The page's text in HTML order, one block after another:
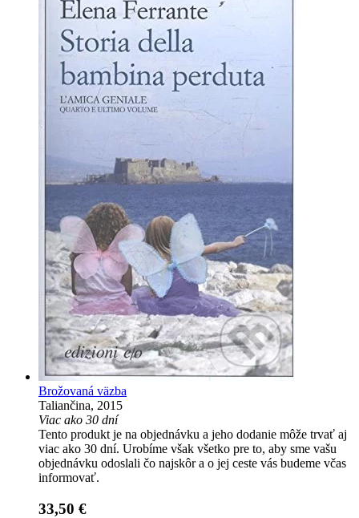
Brožovaná väzba
Taliančina, 2015
Viac ako 30 dní
Tento produkt je na objednávku a jeho dodanie môže trvať aj
viac ako 30 dní. Urobíme však všetko pre to, aby sme vašu
objednávku odoslali čo najskôr a o jej ceste vás budeme včas
informovať.
33,50 €